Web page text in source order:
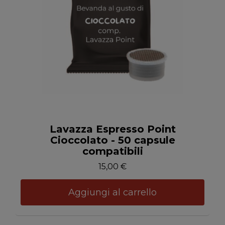
Anteprima
Lavazza Espresso Point
Cioccolato - 50 capsule
compatibili
15,00 €
Aggiungi al carrello